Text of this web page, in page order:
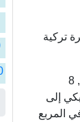
الليرة التركية سجل 47.61 ليرة تركية و شهد انخفاضا متوسطا بحوالي 0.09 ليرة تركية
في ما يلي ، نعرض أسعار التحويل من الدولار الأمريكي إلى الليرة التركية اعتبارًا من آخر تحديث في السبت, 8
إلى
المربع